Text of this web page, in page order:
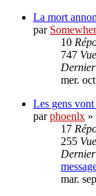
La mort
par
10
747
Dernier
mer.
Les gens
parphoenlx »
17
255
Dernier
mar.